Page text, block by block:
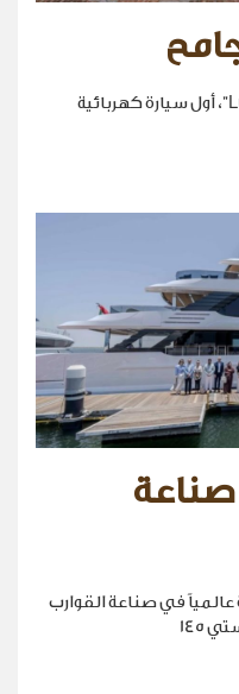
كشفت شركةFerrari عن سيارة“Luce”، أول سيارة كهربائية
صناعة
في صناعة القوارب
145